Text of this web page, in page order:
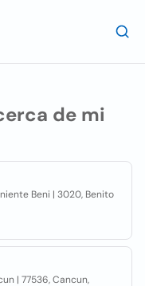
de mi
Beni | 3020, Benito
| 77536, Cancun,